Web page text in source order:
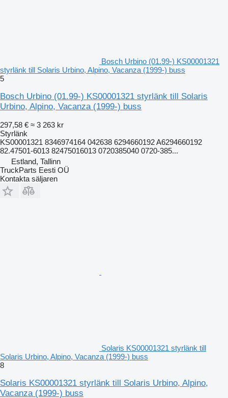
Bosch Urbino (01.99-) KS00001321
styrlänk till Solaris Urbino, Alpino, Vacanza (1999-) buss
5
Bosch Urbino (01.99-) KS00001321 styrlänk till Solaris
Urbino, Alpino, Vacanza (1999-) buss
297,58 € ≈ 3 263 kr
Styrlänk
KS00001321 8346974164 042638 6294660192 A6294660192
82.47501-6013 82475016013 0720385040 0720-385...
Estland, Tallinn
TruckParts Eesti OÜ
Kontakta säljaren
Solaris KS00001321 styrlänk till
Solaris Urbino, Alpino, Vacanza (1999-) buss
8
Solaris KS00001321 styrlänk till Solaris Urbino, Alpino,
Vacanza (1999-) buss